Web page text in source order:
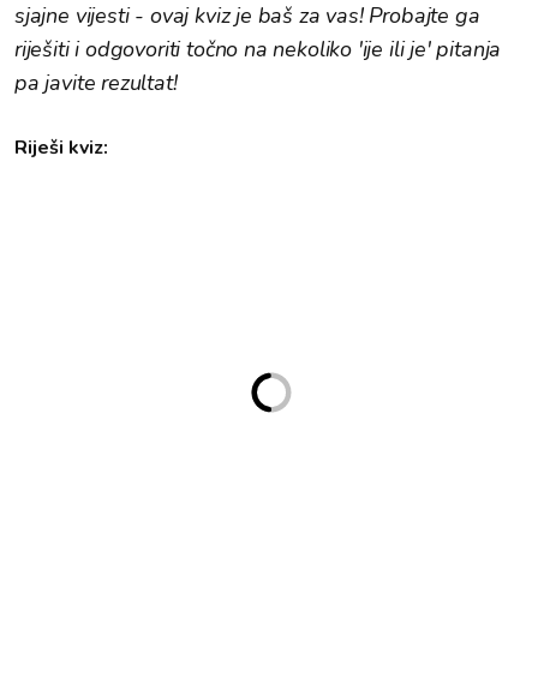
sjajne vijesti - ovaj kviz je baš za vas! Probajte ga
riješiti i odgovoriti točno na nekoliko 'ije ili je' pitanja
pa javite rezultat!
Riješi kviz: